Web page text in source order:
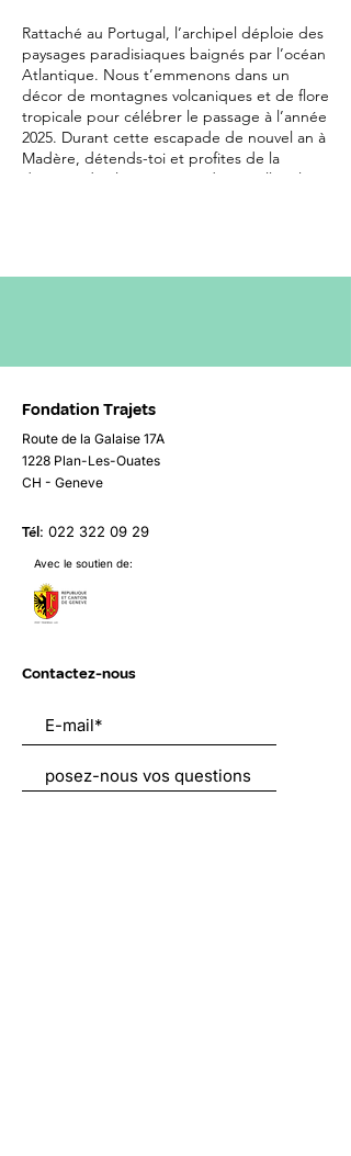
Rattaché au Portugal, l’archipel déploie des
paysages paradisiaques baignés par l’océan
Atlantique. Nous t’emmenons dans un
décor de montagnes volcaniques et de flore
tropicale pour célébrer le passage à l’année
2025. Durant cette escapade de nouvel an à
Madère, détends-toi et profites de la
douceur du climat. Le soir du Réveillon, le
Déplacements
Avion
Niveau: Tranquille
Prix: 1600.-
Fondation Trajets
Route de la Galaise 17A
1228 Plan-Les-Ouates
CH - Geneve
Tél: 022 322 09 29
Avec le soutien de:
Contactez-nous